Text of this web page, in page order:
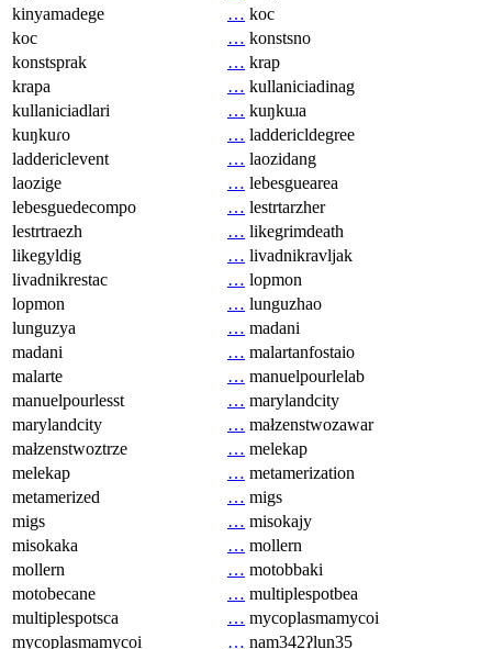
kinyamadege
… koc
koc
… konstsno
konstsprak
… krap
krapa
… kullaniciadinag
kullaniciadlari
… kuŋkuɹa
kuŋkuɾo
… laddericldegree
laddericlevent
… laozidang
laozige
… lebesguearea
lebesguedecompo
… lestrtarzher
lestrtraezh
… likegrimdeath
likegyldig
… livadnikravljak
livadnikrestac
… lopmon
lopmon
… lunguzhao
lunguzya
… madani
madani
… malartanfostaio
malarte
… manuelpourlelab
manuelpourlesst
… marylandcity
marylandcity
… małzenstwozawar
małzenstwoztrze
… melekap
melekap
… metamerization
metamerized
… migs
migs
… misokajy
misokaka
… mollern
mollern
… motobbaki
motobecane
… multiplespotbea
multiplespotsca
… mycoplasmamycoi
mycoplasmamycoi
… nam342ʔlun35